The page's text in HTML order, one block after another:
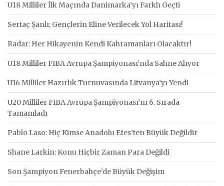
U18 Milliler İlk Maçında Danimarka’yı Farklı Geçti
Sertaç Şanlı; Gençlerin Eline Verilecek Yol Haritası!
Radar: Her Hikayenin Kendi Kahramanları Olacaktır!
U18 Milliler FIBA Avrupa Şampiyonası’nda Sahne Alıyor
U16 Milliler Hazırlık Turnuvasında Litvanya’yı Yendi
U20 Milliler FIBA Avrupa Şampiyonası’nı 6. Sırada
Tamamladı
Pablo Laso: Hiç Kimse Anadolu Efes’ten Büyük Değildir
Shane Larkin: Konu Hiçbir Zaman Para Değildi
Son Şampiyon Fenerbahçe’de Büyük Değişim